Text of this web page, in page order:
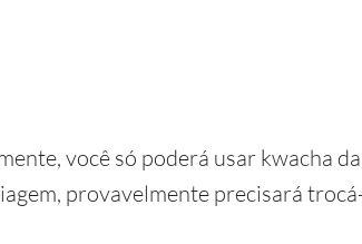
você só poderá usar kwacha
provavelmente precisará